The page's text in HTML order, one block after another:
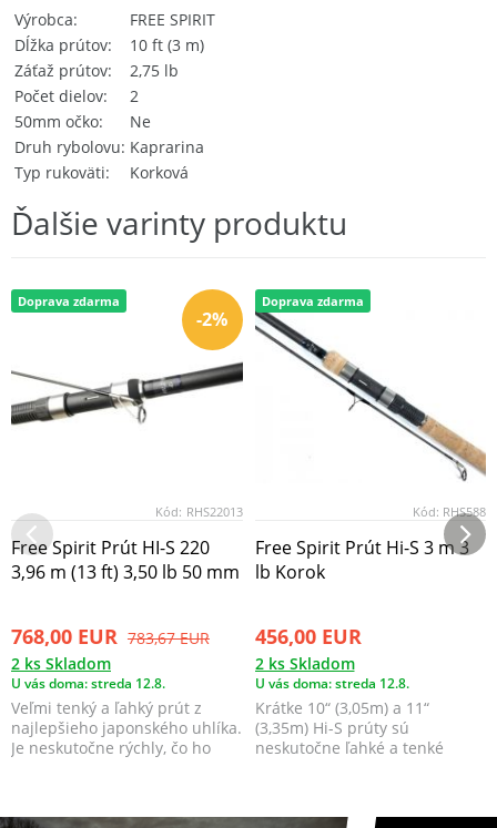
Výrobca
FREE SPIRIT
Dĺžka prútov
10 ft (3 m)
Záťaž prútov
2,75 lb
Počet dielov
2
50mm očko
Ne
Druh rybolovu Kaprarina
Typ rukoväti
Korková
Ďalšie varinty produktu
-2%
Doprava zdarma
Kód: RHS22013
Free Spirit Prút HI-S 220
3,96 m (13 ft) 3,50 lb 50 mm
768,00 EUR 783,67 EUR
2 ks Skladom
U vás doma: streda 12.8.
Veľmi tenký a ľahký prút z
najlepšieho japonského uhlíka.
Je neskutočne rýchly, čo ho
Doprava zdarma
Kód: RHS588
Free Spirit Prút Hi-S 3 m 3
lb Korok
456,00 EUR
2 ks Skladom
U vás doma: streda 12.8.
Krátke 10“ (3,05m) a 11“
(3,35m) Hi-S prúty sú
neskutočne ľahké a tenké